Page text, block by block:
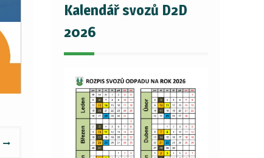
Kalendář svozů D2D
2026